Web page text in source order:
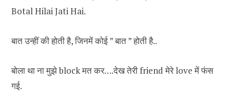
Botal Hilai Jati Hai.
बात उन्हीं की होती है, जिनमें कोई ” बात ” होती है..
बोला था ना मुझे block मत कर….देख तेरी friend मेरे love में फंस
गई.